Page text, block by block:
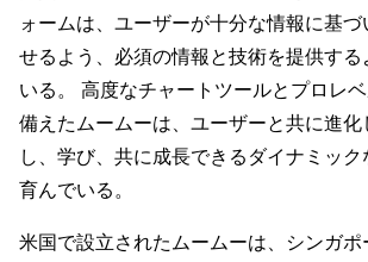
ォームは、ユーザーが十分な情報に基
せるよう、必須の情報と技術を提供する
いる。 高度なチャートツールとプロレ
備えたムームーは、ユーザーと共に進
し、学び、共に成長できるダイナミッ
育んでいる。
米国で設立されたムームーは、シンガポ